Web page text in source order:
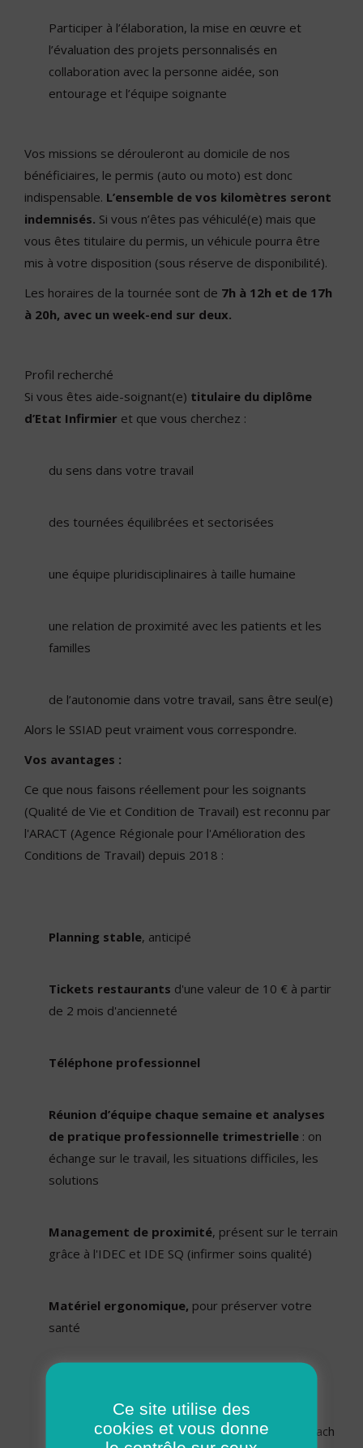
Participer à l’élaboration, la mise en œuvre et
l’évaluation des projets personnalisés en
collaboration avec la personne aidée, son
entourage et l’équipe soignante
Vos missions se dérouleront au domicile de nos
bénéficiaires, le permis (auto ou moto) est donc
indispensable. L’ensemble de vos kilomètres seront
indemnisés. Si vous n’êtes pas véhiculé(e) mais que
vous êtes titulaire du permis, un véhicule pourra être
mis à votre disposition (sous réserve de disponibilité).
Les horaires de la tournée sont de 7h à 12h et de 17h
à 20h, avec un week-end sur deux.
Profil recherché
Si vous êtes aide-soignant(e) titulaire du diplôme
d’Etat Infirmier et que vous cherchez :
du sens dans votre travail
des tournées équilibrées et sectorisées
une équipe pluridisciplinaires à taille humaine
une relation de proximité avec les patients et les
familles
de l’autonomie dans votre travail, sans être seul(e)
Alors le SSIAD peut vraiment vous correspondre.
Vos avantages :
Ce que nous faisons réellement pour les soignants
(Qualité de Vie et Condition de Travail) est reconnu par
l'ARACT (Agence Régionale pour l'Amélioration des
Conditions de Travail) depuis 2018 :
Planning stable, anticipé
Tickets restaurants d'une valeur de 10 € à partir
de 2 mois d'ancienneté
Téléphone professionnel
Réunion d’équipe chaque semaine et analyses
de pratique professionnelle trimestrielle : on
échange sur le travail, les situations difficiles, les
solutions
Management de proximité, présent sur le terrain
grâce à l'IDEC et IDE SQ (infirmer soins qualité)
Matériel ergonomique, pour préserver votre
santé
Actions sport et événements conviviaux,
coach
Ce site utilise des
cookies et vous donne